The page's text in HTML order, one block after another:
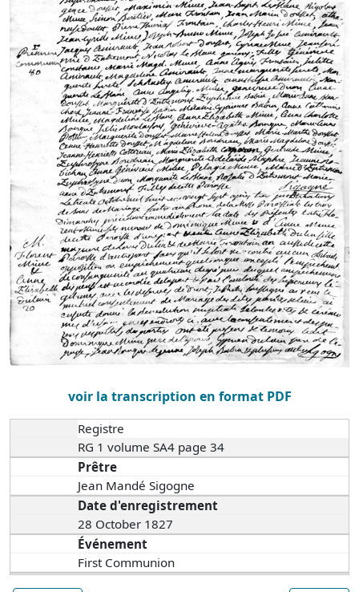
voir la transcription en format PDF
Registre
RG 1 volume SA4 page 34
Prêtre
Jean Mandé Sigogne
Date d'enregistrement
28 October 1827
Événement
First Communion